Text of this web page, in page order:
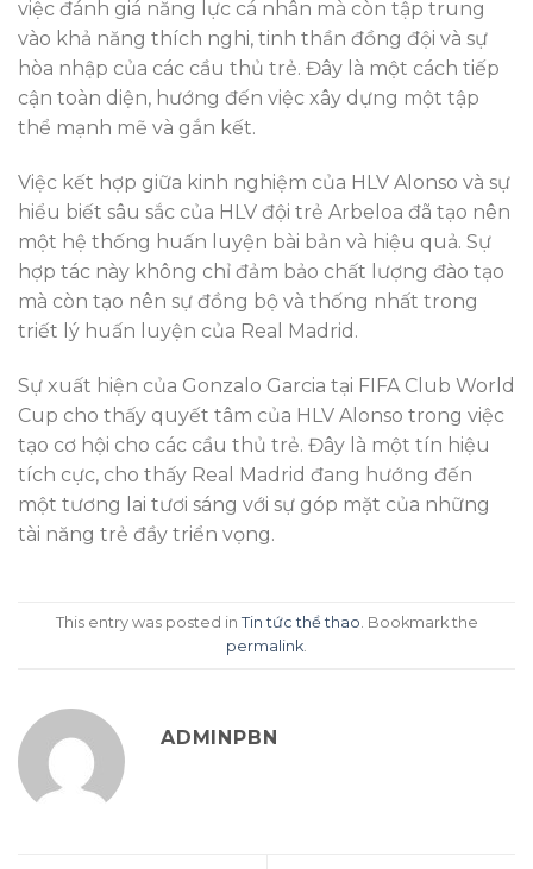
việc đánh giá năng lực cá nhân mà còn tập trung
vào khả năng thích nghi, tinh thần đồng đội và sự
hòa nhập của các cầu thủ trẻ. Đây là một cách tiếp
cận toàn diện, hướng đến việc xây dựng một tập
thể mạnh mẽ và gắn kết.
Việc kết hợp giữa kinh nghiệm của HLV Alonso và sự
hiểu biết sâu sắc của HLV đội trẻ Arbeloa đã tạo nên
một hệ thống huấn luyện bài bản và hiệu quả. Sự
hợp tác này không chỉ đảm bảo chất lượng đào tạo
mà còn tạo nên sự đồng bộ và thống nhất trong
triết lý huấn luyện của Real Madrid.
Sự xuất hiện của Gonzalo Garcia tại FIFA Club World
Cup cho thấy quyết tâm của HLV Alonso trong việc
tạo cơ hội cho các cầu thủ trẻ. Đây là một tín hiệu
tích cực, cho thấy Real Madrid đang hướng đến
một tương lai tươi sáng với sự góp mặt của những
tài năng trẻ đầy triển vọng.
This entry was posted in Tin tức thể thao . Bookmark the
permalink
ADMINPBN